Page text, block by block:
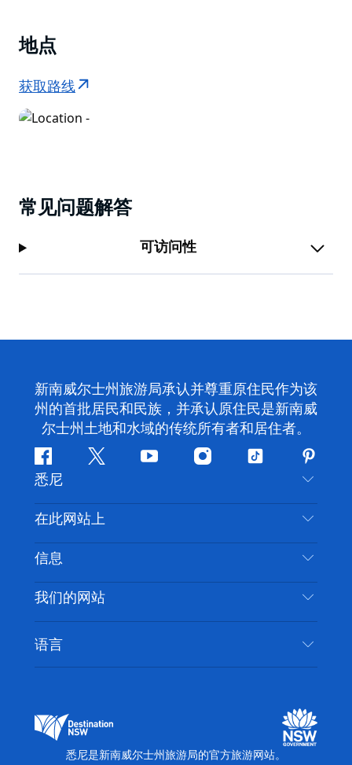
地点
获取路线
常见问题解答
可访问性
新南威尔士州旅游局承认并尊重原住民作为该
州的首批居民和民族，并承认原住民是新南威
尔士州土地和水域的传统所有者和居住者。
Facebook叽
喳
喳
YouTubeInstagram
抖
悉尼
联系我们
免责声明
隐私
Cookie 通知
在此网站上
目的地
推荐活动
新南威尔士州公路旅行
活动
住宿
信息
旅行信息
无障碍悉尼
列出您的业务
我们的网站
新南威尔士州旅游局媒体中心
缤纷悉尼灯光音乐节
语言
悉尼是新南威尔士州旅游局的官方旅游网站。